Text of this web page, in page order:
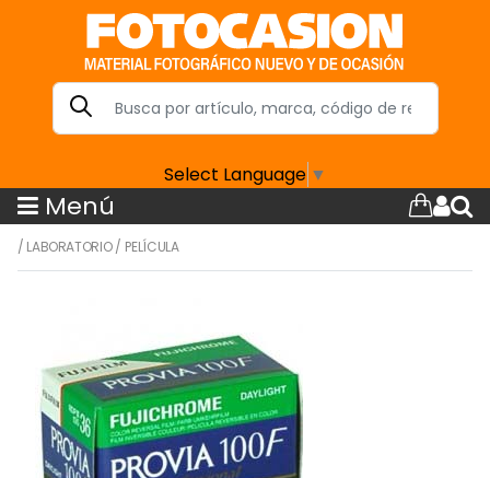
Select Language ▼
Menú
/ LABORATORIO/ PELÍCULA